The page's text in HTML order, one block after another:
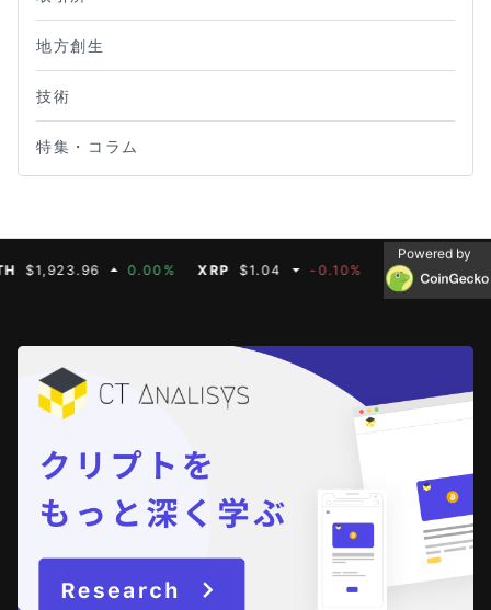
地方創生
技術
特集・コラム
0.00% XRP $1.04 -0.10% BNB $608.19
Powered by